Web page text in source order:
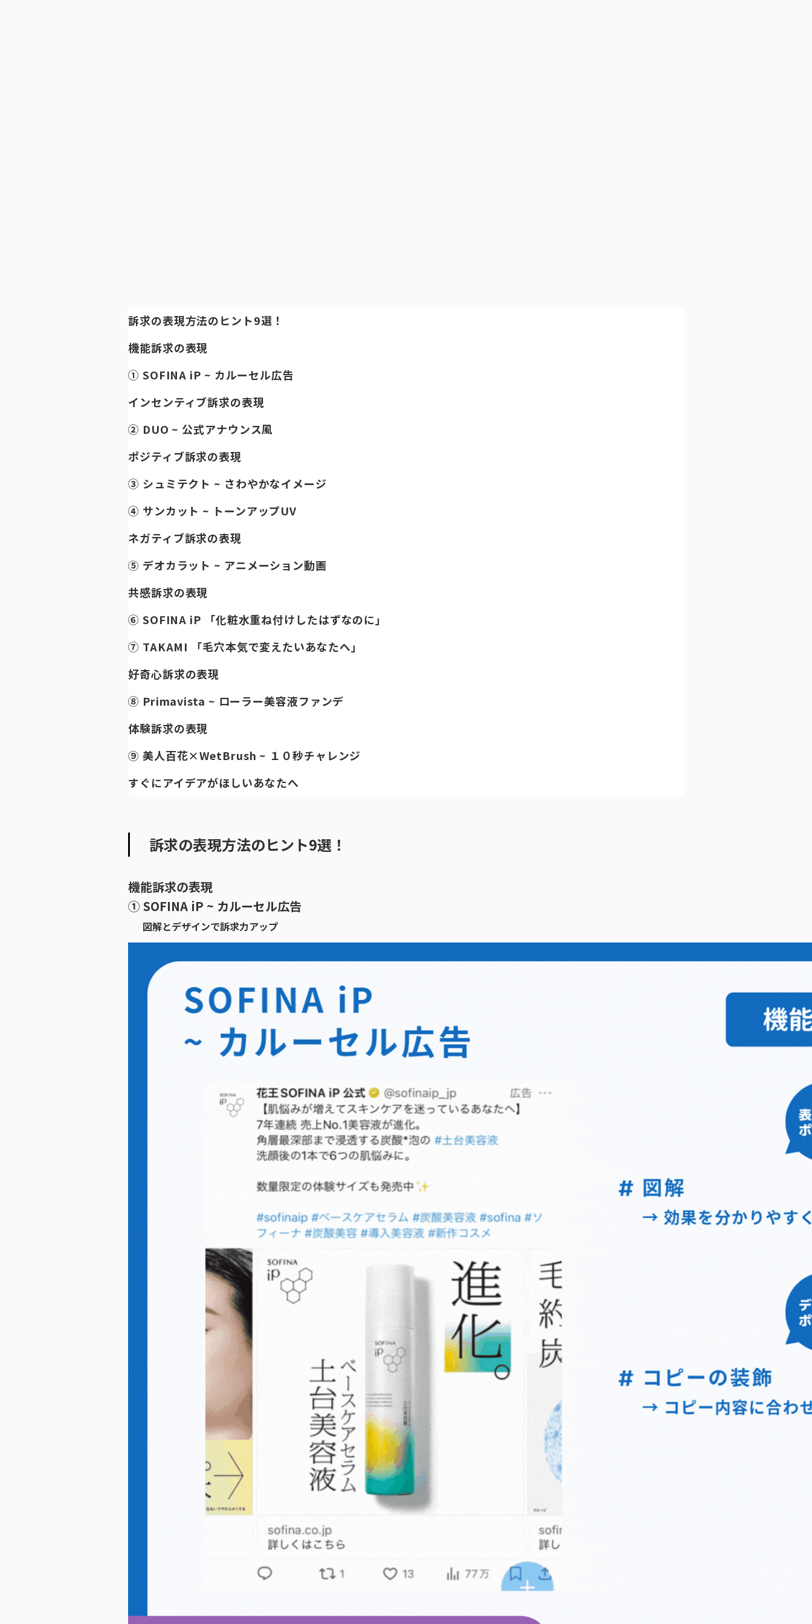
訴求の表現方法のヒント9選！
機能訴求の表現
① SOFINA iP ~ カルーセル広告
インセンティブ訴求の表現
② DUO ~ 公式アナウンス風
ポジティブ訴求の表現
③ シュミテクト ~ さわやかなイメージ
④ サンカット ~ トーンアップUV
ネガティブ訴求の表現
⑤ デオカラット ~ アニメーション動画
共感訴求の表現
⑥ SOFINA iP 「化粧水重ね付けしたはずなのに」
⑦ TAKAMI 「毛穴本気で変えたいあなたへ」
好奇心訴求の表現
⑧ Primavista ~ ローラー美容液ファンデ
体験訴求の表現
⑨ 美人百花×WetBrush ~ １０秒チャレンジ
すぐにアイデアがほしいあなたへ
訴求の表現方法のヒント9選！
機能訴求の表現
① SOFINA iP ~ カルーセル広告
図解とデザインで訴求力アップ